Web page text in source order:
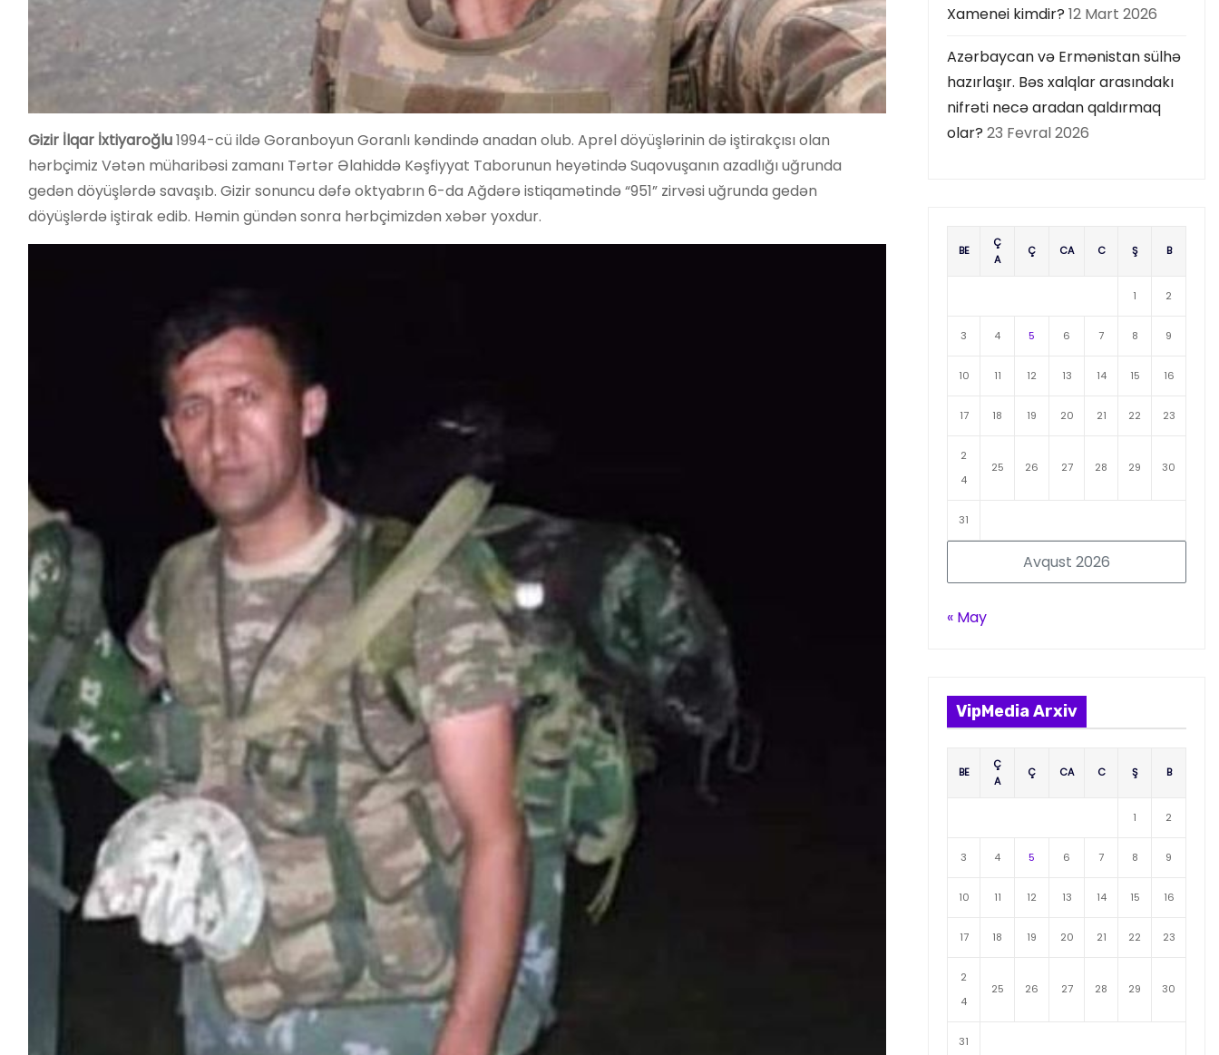
Gizir İlqar İxtiyaroğlu1994-cü ildə Goranboyun Goranlı kəndində anadan olub. Aprel döyüşlərinin də iştirakçısı olan
hərbçimiz Vətən müharibəsi zamanı Tərtər Əlahiddə Kəşfiyyat Taborunun heyətində Suqovuşanın azadlığı uğrunda
gedən döyüşlərdə savaşıb. Gizir sonuncu dəfə oktyabrın 6-da Ağdərə istiqamətində “951” zirvəsi uğrunda gedən
döyüşlərdə iştirak edib. Həmin gündən sonra hərbçimizdən xəbər yoxdur.
Xamenei kimdir? 12 Mart 2026
Azərbaycan və Ermənistan sülhə
hazırlaşır. Bəs xalqlar arasındakı
nifrəti necə aradan qaldırmaq
olar? 23 Fevral 2026
Avqust 2026
BE
Ç
A
Ç CA C Ş B
1 2
3 4 5 6 7 8 9
10 11 12 13 14 15 16
17 18 19 20 21 22 23
2
4
25 26 27 28 29 30
31
« May
VipMedia Arxiv
BE
Ç
A
Ç CA C Ş B
1 2
3 4 5 6 7 8 9
10 11 12 13 14 15 16
17 18 19 20 21 22 23
2
4
25 26 27 28 29 30
31